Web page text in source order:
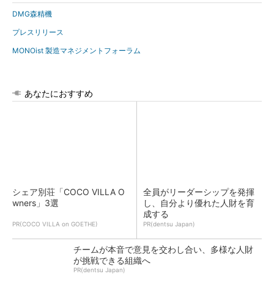
DMG森精機
プレスリリース
MONOist 製造マネジメントフォーラム
あなたにおすすめ
シェア別荘「COCO VILLA O
wners」3選
PR(COCO VILLA on GOETHE)
全員がリーダーシップを発揮
し、自分より優れた人財を育
成する
PR(dentsu Japan)
チームが本音で意見を交わし合い、多様な人財
が挑戦できる組織へ
PR(dentsu Japan)